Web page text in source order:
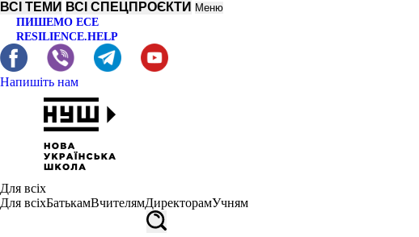
ВСІ ТЕМИ ВСІ СПЕЦПРОЄКТИ Меню
ПИШЕМО ЕСЕ
RESILIENCE.HELP
Напишіть нам
Для всіх
Для всіхБатькамВчителямДиректорамУчням